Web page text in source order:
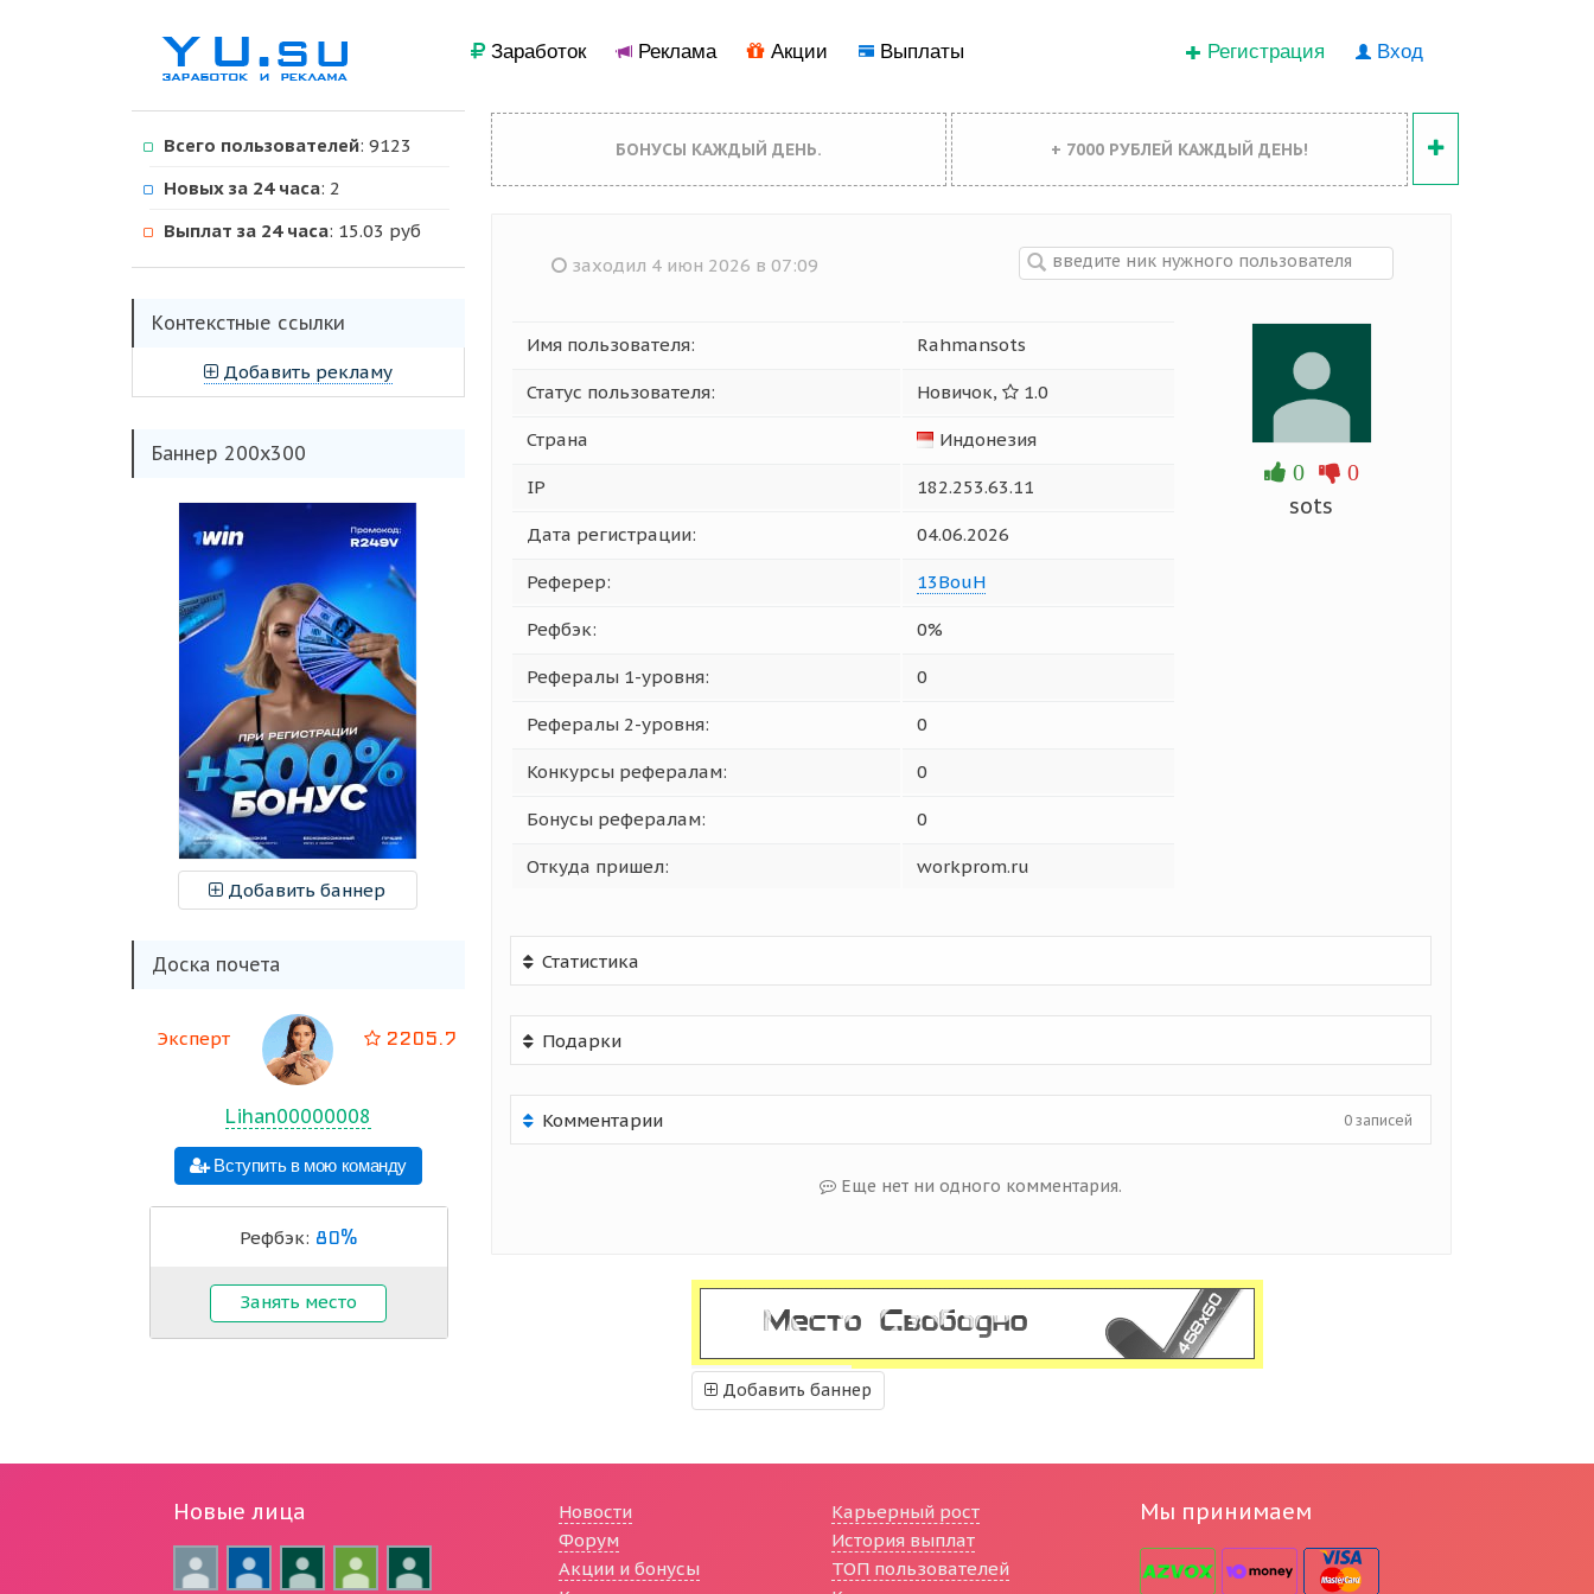
Заработок Реклама Акции Выплаты Вход
Регистрация
БОНУСЫ КАЖДЫЙ ДЕНЬ. + 7000 РУБЛЕЙ КАЖДЫЙ ДЕНЬ!
заходил 4 июн 2026 в 07:09
0 0
sots
Имя пользователя: Rahmansots
Статус пользователя: Новичок, 1.0
Страна Индонезия
IP 182.253.63.11
Дата регистрации: 04.06.2026
Реферер: 13BouH
Рефбэк: 0%
Рефералы 1-уровня: 0
Рефералы 2-уровня: 0
Конкурсы рефералам: 0
Бонусы рефералам: 0
Откуда пришел: workprom.ru
Статистика
Подарки
Комментарии 0 записей
Еще нет ни одного комментария.
Добавить баннер
Всего пользователей: 9123
Новых за 24 часа: 2
Выплат за 24 часа: 15.03 руб
Kонтекстные ссылки
Добавить рекламу
Баннер 200х300
Добавить баннер
Доска почета
Эксперт 2205.7
Lihan00000008
Вступить в мою команду
Рефбэк: 80%
Занять место
Новые лица
Новости
Форум
Акции и бонусы
Карьерный рост
История выплат
ТОП пользователей
Мы принимаем